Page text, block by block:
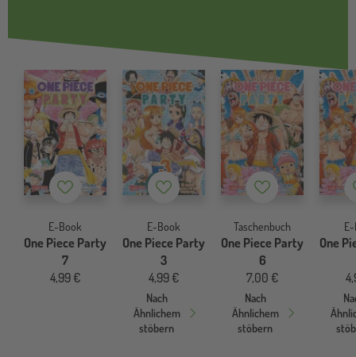
Merkzettel
E-Book
One Piece Party
7
4,99 €
Merkzettel
E-Book
One Piece Party
3
4,99 €
Nach
Ähnlichem
stöbern
Merkzettel
Taschenbuch
One Piece Party
6
7,00 €
Nach
Ähnlichem
stöbern
One